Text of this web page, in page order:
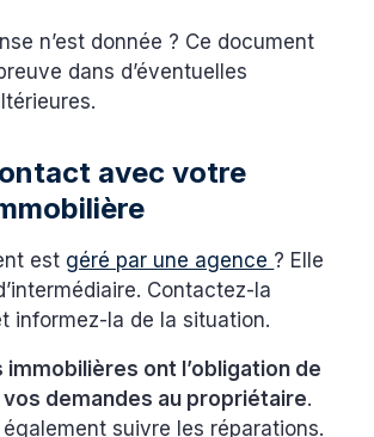
n’est donnée ? Ce document
dans d’éventuelles
avec votre
est géré par une agence ? Elle
Contactez-la
informez-la de la situation.
immobilières ont l’obligation de
demandes au propriétaire.
suivre les réparations.